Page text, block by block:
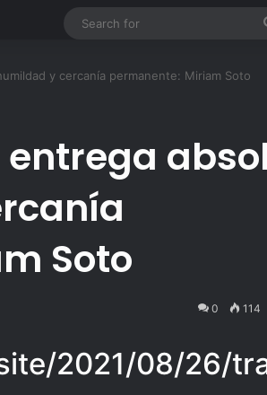
y cercanía permanente: Miriam Soto
Soto
0 114
2021/08/26/